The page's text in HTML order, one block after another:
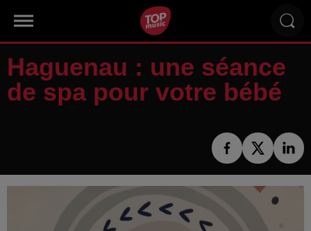
Haguenau : une séance
de spa pour votre bébé